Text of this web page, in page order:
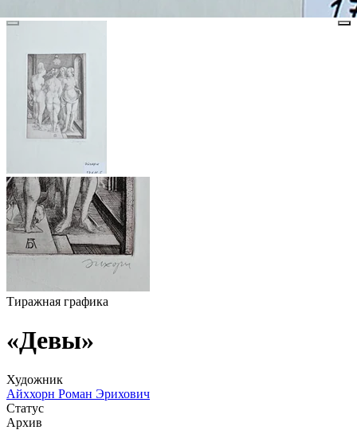
Тиражная графика
«Девы»
Художник
Айххорн Роман Эрихович
Статус
Архив